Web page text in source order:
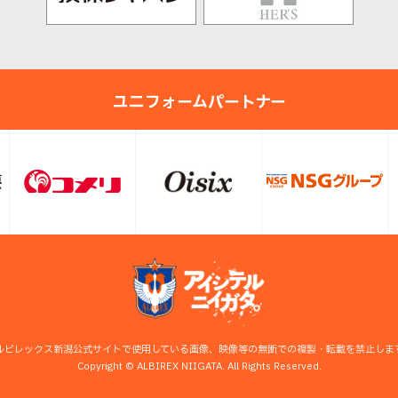
ユニフォームパートナー
ビレックス新潟公式サイトで使用している画像、映像等の無断での複製・転載を禁止しま
Copyright © ALBIREX NIIGATA. All Rights Reserved.